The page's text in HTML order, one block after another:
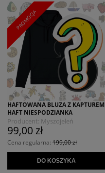
HAFTOWANA BLUZA Z KAPTUREM
HAFT NIESPODZIANKA
Producent: Myszojeleń
99,00 zł
Cena regularna: 199,00 zł
DO KOSZYKA
PROMOCJA